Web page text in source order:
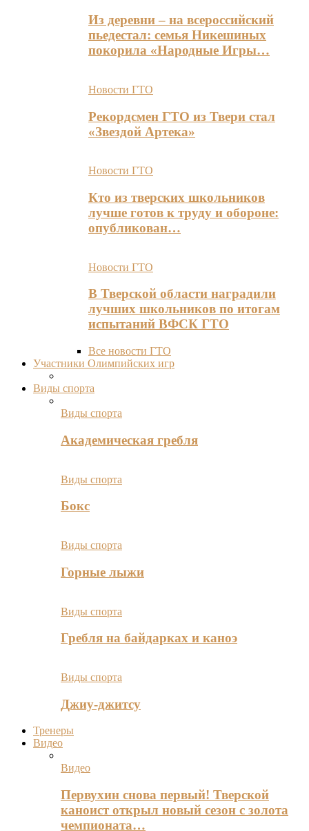
Из деревни – на всероссийский
пьедестал: семья Никешиных
покорила «Народные Игры…
Новости ГТО
Рекордсмен ГТО из Твери стал
«Звездой Артека»
Новости ГТО
Кто из тверских школьников
лучше готов к труду и обороне:
опубликован…
Новости ГТО
В Тверской области наградили
лучших школьников по итогам
испытаний ВФСК ГТО
Все новости ГТО
Участники Олимпийских игр
Виды спорта
Виды спорта
Академическая гребля
Виды спорта
Бокс
Виды спорта
Горные лыжи
Виды спорта
Гребля на байдарках и каноэ
Виды спорта
Джиу-джитсу
Тренеры
Видео
Видео
Первухин снова первый! Тверской
каноист открыл новый сезон с золота
чемпионата…